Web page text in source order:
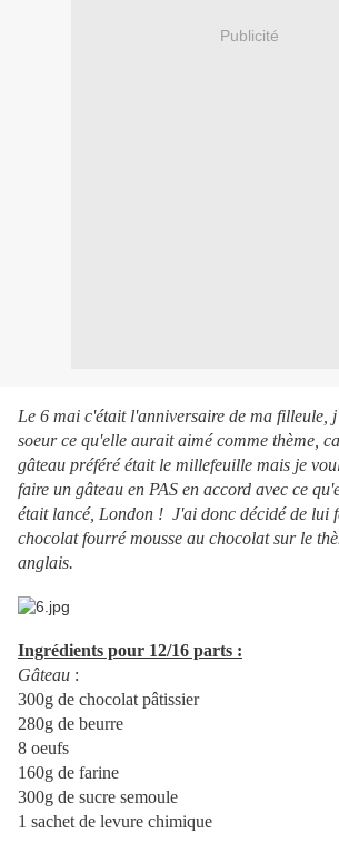
Publicité
Le 6 mai c'était l'anniversaire de ma filleule,
soeur ce qu'elle aurait aimé comme thème,
gâteau préféré était le millefeuille mais je
faire un gâteau en PAS en accord avec ce
était lancé, London ! J'ai donc décidé de lui
chocolat fourré mousse au chocolat sur le
anglais.
Ingrédients pour 12/16 parts :
Gâteau :
300g de chocolat pâtissier
280g de beurre
8 oeufs
160g de farine
300g de sucre semoule
1 sachet de levure chimique